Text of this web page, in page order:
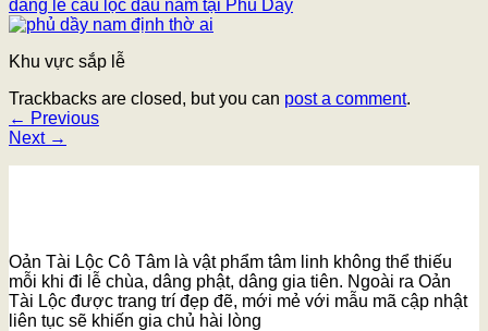
dâng lễ cầu lộc đầu năm tại Phủ Dầy
Khu vực sắp lễ
Trackbacks are closed, but you can post a comment.
← Previous
Next →
Oản Tài Lộc Cô Tâm là vật phẩm tâm linh không thể thiếu
mỗi khi đi lễ chùa, dâng phật, dâng gia tiên. Ngoài ra Oản
Tài Lộc được trang trí đẹp đẽ, mới mẻ với mẫu mã cập nhật
liên tục sẽ khiến gia chủ hài lòng